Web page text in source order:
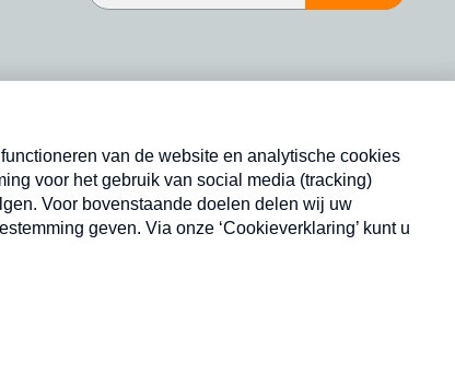
Nieuwsbrief
Neem hier een gratis abonnement op onze